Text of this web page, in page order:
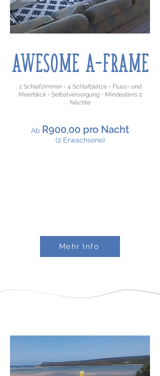
AWESOME A-FRAME
2 Schlafzimmer - 4 Schlafplätze - Fluss- und
Meerblick - Selbstversorgung - Mindestens 2
Nächte
​Ab R900,00 pro Nacht
(2 Erwachsene)
Mehr Info